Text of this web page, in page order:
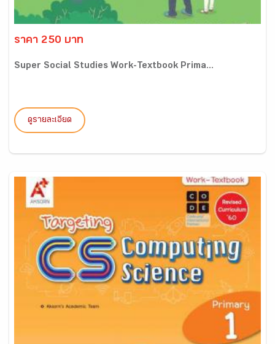
ราคา 250 บาท
Super Social Studies Work-Textbook Prima...
ดูรายละเอียด